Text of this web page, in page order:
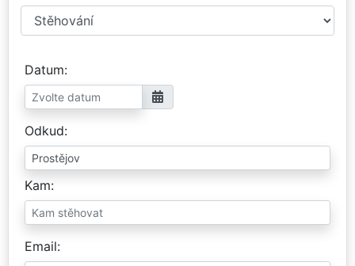
Datum
Odkud
Kam
Email